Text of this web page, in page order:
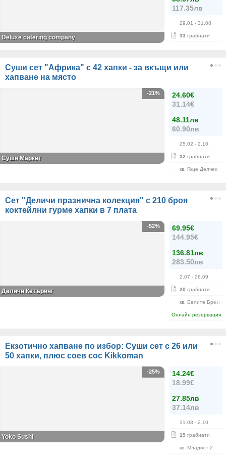
117.35лв
29.01 - 31.08
33 грабнати
Deluxe catering company
Суши сет "Африка" с 42 хапки - за вкъщи или
хапване на място
24.60€
31.14€
48.11лв
60.90лв
25.02 - 2.10
32 грабнати
кв. Гоце Делчев
-21%
Суши Маркет
Сет "Деличи празнична колекция" с 210 броя
коктейлни гурме хапки в 7 плата
69.95€
144.95€
136.81лв
283.50лв
2.07 - 26.09
20 грабнати
кв. Белите Брези
Онлайн резервация
-52%
Деличи Кетъринг
Екзотично хапване по избор: Суши сет с 26 или
50 хапки, плюс соев сос Kikkoman
14.24€
18.99€
27.85лв
37.14лв
31.03 - 2.10
19 грабнати
кв. Младост 2
-25%
Yoko Sushi